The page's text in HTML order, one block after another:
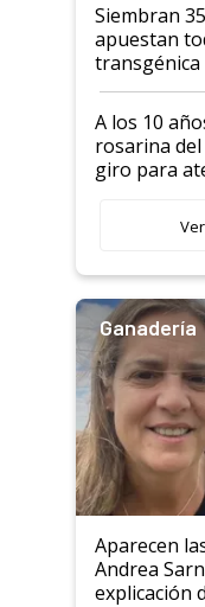
Siembran
apuestan
transgénica
por
semillero
A los 10
rosarina
giro para
Ganadería
Aparecen
Andrea
explicación